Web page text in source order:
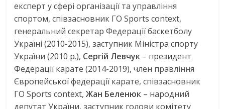
експерт у сфері організації та управління
спортом, співзасновник ГО Sports context,
генеральний секретар Федерації баскетболу
Україні (2010-2015), заступник Міністра спорту
України (2010 р.), Сергій Левчук – президент
Федерації карате (2014-2019), член правління
Європейської федерації карате, співзасновник
ГО Sports context,Жан Беленюк – народний
депутат України, заступник голови комітету